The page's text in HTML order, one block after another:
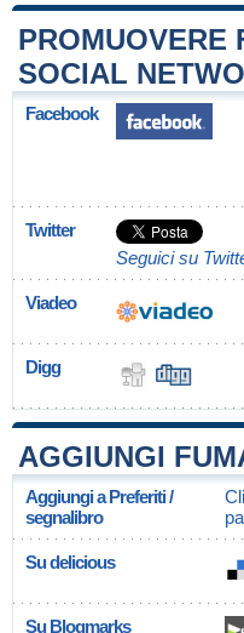
PROMUOVERE
SOCIAL
Facebook
Twitter
Seguici su
Viadeo
Digg
AGGIUNGI
Aggiungi a Preferiti /
segnalibro
Su delicious
Su Blogmarks